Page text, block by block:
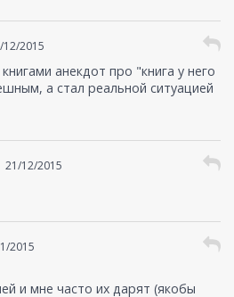
12/2015
анекдот про "книга у него
а стал реальной ситуацией
21/12/2015
2015
и мне часто их дарят (якобы